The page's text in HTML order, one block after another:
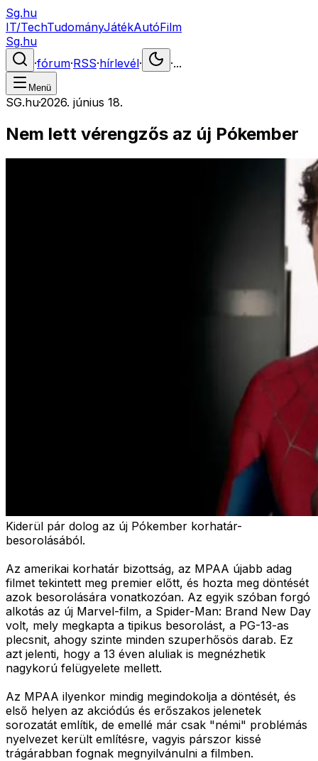
Sg.hu
IT/TechTudományJátékAutóFilm
Sg.hu
·fórum·RSS·hírlevél· ·...
Menü
SG.hu·2026. június 18.
Nem lett vérengzős az új Pókember
Kiderül pár dolog az új Pókember korhatár-
besorolásából.
Az amerikai korhatár bizottság, az MPAA újabb adag
filmet tekintett meg premier előtt, és hozta meg döntését
azok besorolására vonatkozóan. Az egyik szóban forgó
alkotás az új Marvel-film, a Spider-Man: Brand New Day
volt, mely megkapta a tipikus besorolást, a PG-13-as
plecsnit, ahogy szinte minden szuperhősös darab. Ez
azt jelenti, hogy a 13 éven aluliak is megnézhetik
nagykorú felügyelete mellett.
Az MPAA ilyenkor mindig megindokolja a döntését, és
első helyen az akciódús és erőszakos jelenetek
sorozatát említik, de emellé már csak "némi" problémás
nyelvezet került említésre, vagyis párszor kissé
trágárabban fognak megnyilvánulni a filmben.